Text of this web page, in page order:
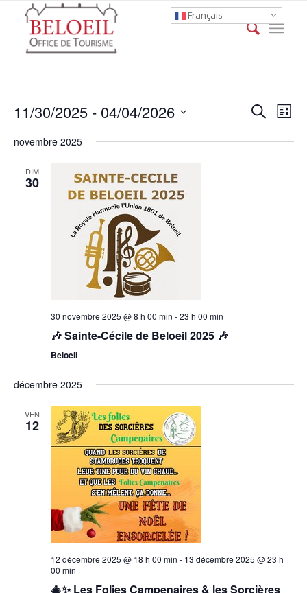
Events
Search
List
11/30/2025 - 04/04/2026
date.
novembre 2025
DIM
30
30 novembre 2025 @ 8 h 00 min -23 h 00 min
🎶 Sainte-Cécile de Beloeil 2025 🎶
Beloeil
décembre 2025
VEN
12
12 décembre 2025 @ 18 h 00 min - 13 décembre 2025 @ 23 h
00 min
🎄✨ Les Folies Campenaires & les Sorcières
Français